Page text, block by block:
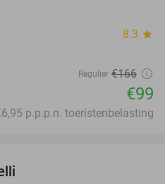
8.3 star
Regulier €166
€99
p.p.p.n. toeristenbelasting